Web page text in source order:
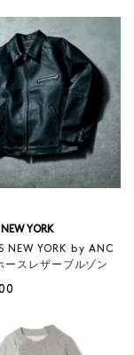
NEW YORK
NEW YORK by ANC
スレザーブルゾン